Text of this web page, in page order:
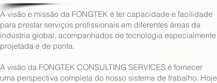
A visão e missão da FONGTEK é ter capacidade e facilidade
para prestar serviços profissionais em diferentes áreas da
indústria global, acompanhados de tecnologia especialmente
projetada e de ponta.
A visão da FONGTEK CONSULTING SERVICES é fornecer
uma perspectiva completa do nosso sistema de trabalho. Hoje